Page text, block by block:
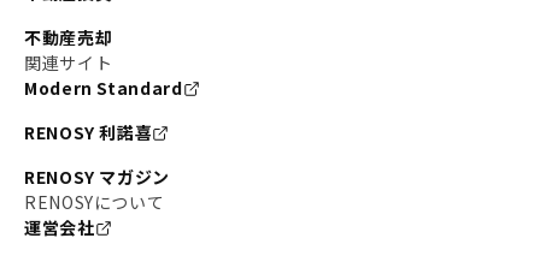
不動産売却
関連サイト
Modern Standard
RENOSY 利諾喜
RENOSY マガジン
RENOSYについて
運営会社